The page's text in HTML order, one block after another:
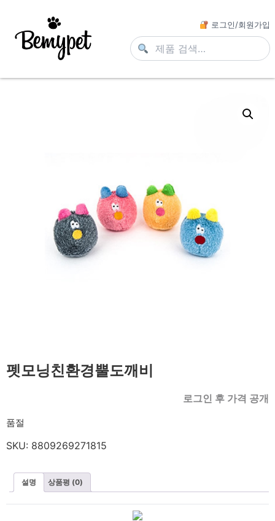
로그인/회원가입
펫모닝친환경뿔도깨비
로그인 후 가격 공개
품절
SKU: 8809269271815
설명 상품평 (0)